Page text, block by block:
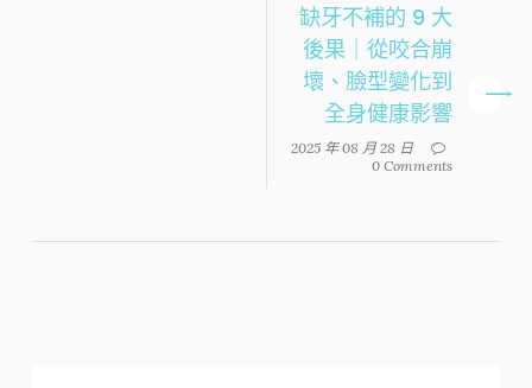
缺牙不補的 9 大
後果｜從咬合崩
壞、臉型變化到
全身健康影響
2025 年 08 月 28 日
0 Comments